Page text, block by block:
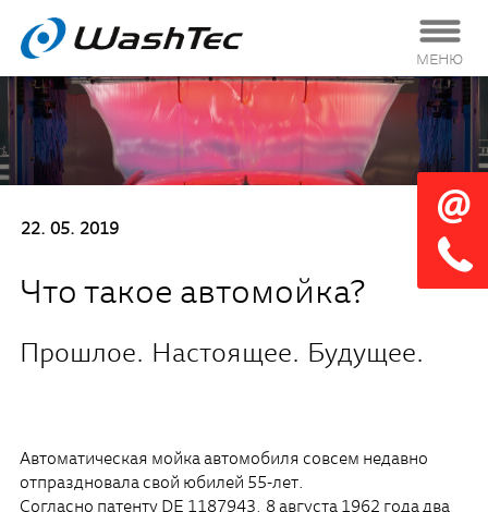
МЕНЮ
22. 05. 2019
Что такое автомойка?
Прошлое. Настоящее. Будущее.
Автоматическая мойка автомобиля совсем недавно
отпраздновала свой юбилей 55-лет.
Согласно патенту DE 1187943, 8 августа 1962 года два